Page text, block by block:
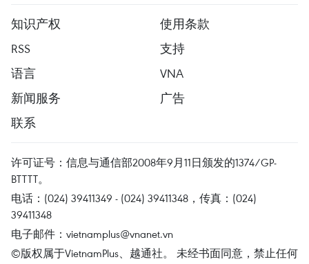
知识产权
使用条款
RSS
支持
语言
VNA
新闻服务
广告
联系
许可证号：信息与通信部2008年9月11日颁发的1374/GP-
BTTTT。
电话：(024) 39411349 - (024) 39411348，传真：(024)
39411348
电子邮件： vietnamplus@vnanet.vn
©版权属于VietnamPlus、越通社。 未经书面同意，禁止任何